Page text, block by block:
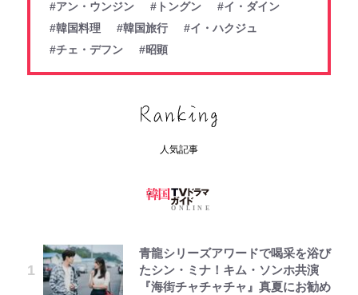
#アン・ウンジン #トングン
#イ・ダイン
#韓国料理
#韓国旅行
#イ・ハクジュ
#チェ・デフン
#昭顕
人気記事
青龍シリーズアワードで喝采を浴び
たシン・ミナ！キム・ソンホ共演
『海街チャチャチャ』真夏にお勧め